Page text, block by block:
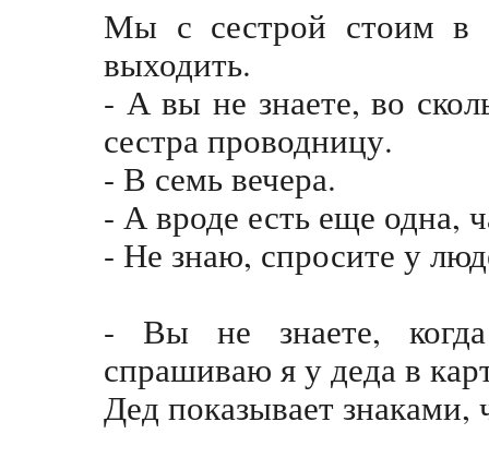
Мы с сестрой стоим в
выходить.
- А вы не знаете, во
сестра проводницу.
- В семь вечера.
- А вроде есть еще одна,
- Не знаю, спросите у
- Вы не знаете, когда
спрашиваю я у деда в
Дед показывает знаками,